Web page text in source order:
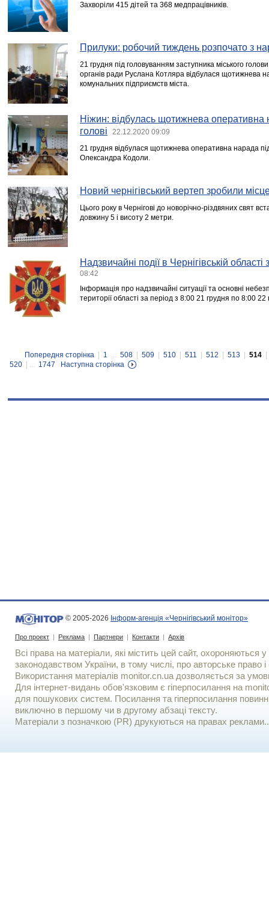
Захворіли 415 дітей та 368 медпрацівників.
Прилуки: робочий тиждень розпочато з
21 грудня під головуванням заступника міського
органів ради Руслана Котляра відбулася щотижнева
комунальних підприємств міста.
Ніжин: відбулась щотижнева оперативна
голові
22.12.2020 09:09
21 грудня відбулася щотижнева оперативна нарада
Олександра Кодоли.
Новий чернігівський вертеп зробили
Цього року в Чернігові до новорічно-різдвяних свят
довжину 5 і висоту 2 метри.
Надзвичайні події в Чернігівській
08:42
Інформація про надзвичайні ситуації та основні
території області за період з 8:00 21 грудня по 8:00 22
Попередня сторінка 1 ... 508 509 510 511 512 513 514
520
| ... 1747 Наступна сторінка
© 2005-2026 Інформ-агенція «Чернігівський монітор»
Про проект | Реклама | Партнери | Контакти | Архів
Всі права на матеріали, які містить цей сайт, охороняються у
законодавством України, в тому числі, про авторське право і
Використання матерiалiв monitor.cn.ua дозволяється за
Для iнтернет-видань обов'язковим є гiперпосилання на
для пошукових систем. Посилання та гіперпосилання
виключно в першому чи в другому абзаці тексту.
Матеріали з позначкою (PR) друкуються на правах реклами..